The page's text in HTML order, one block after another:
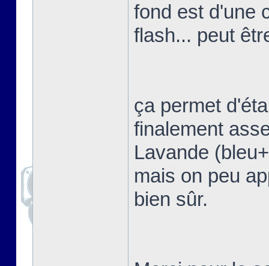
fond est d'une
flash... peut
ça permet
finalement
Lavande
mais on peu
bien sûr.